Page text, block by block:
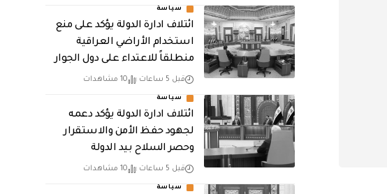
سياسة
ائتلاف ادارة الدولة يؤكد على منع
استخدام الأراضي العراقية
منطلقاً للاعتداء على دول الجوار
قبل 5 ساعات 10 مشاهدات
سياسة
ائتلاف ادارة الدولة يؤكد دعمه
لجهود حفظ الأمن والاستقرار
وحصر السلاح بيد الدولة
قبل 5 ساعات 10 مشاهدات
سياسة